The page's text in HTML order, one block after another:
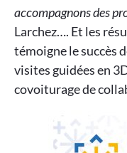
accompagnons des
Larchez…. Et les
témoigne le succès
visites guidées en
covoiturage de